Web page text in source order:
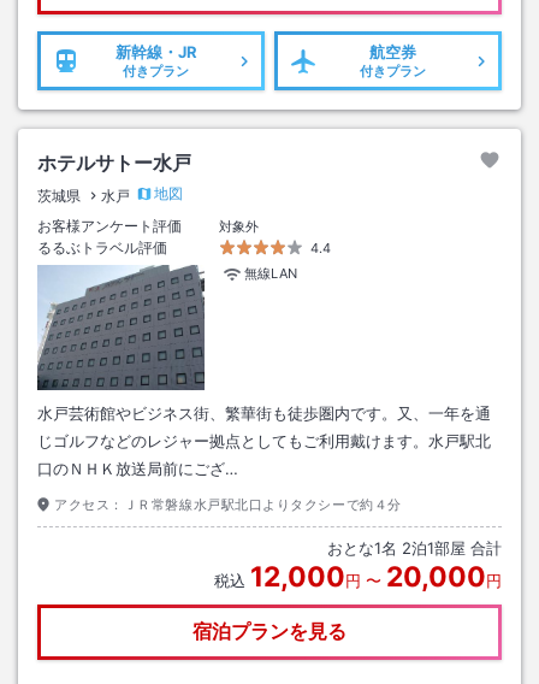
新幹線・JR
付きプラン
航空券
付きプラン
ホテルサトー水戸
茨城県 水戸
地図
お客様アンケート評価
対象外
るるぶトラベル評価
4.4
無線LAN
水戸芸術館やビジネス街、繁華街も徒歩圏内です。又、一年を通
じゴルフなどのレジャー拠点としてもご利用戴けます。水戸駅北
口のＮＨＫ放送局前にござ…
アクセス： ＪＲ常磐線水戸駅北口よりタクシーで約４分
おとな1名 2泊1部屋 合計
税込 12,000円 〜 20,000円
宿泊プランを見る